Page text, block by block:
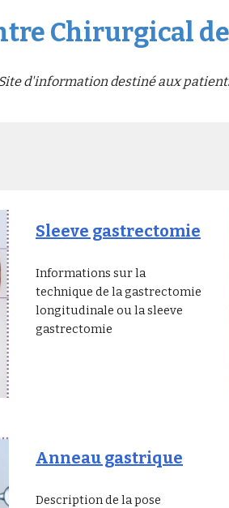
Chirurgical
d'information destiné aux
Sleeve gastrectomie
Informations sur la
technique de la gastrectomie
longitudinale ou la sleeve
gastrectomie
Anneau gastrique
Description de la pose